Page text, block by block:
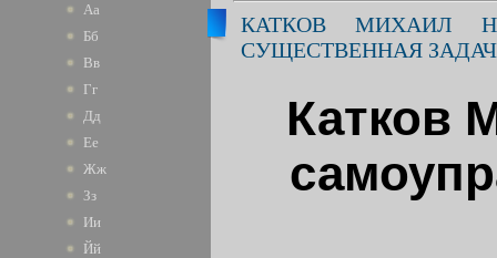
Аа
Бб
Вв
Гг
Дд
Ее
Жж
Зз
Ии
Йй
КАТКОВ МИХАИЛ
СУЩЕСТВЕННАЯ
Катков